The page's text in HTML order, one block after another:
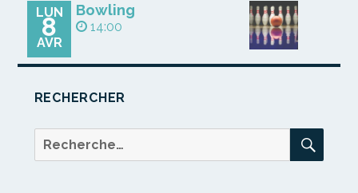
LUN
8
AVR
Bowling
14:00
RECHERCHER
Recherche